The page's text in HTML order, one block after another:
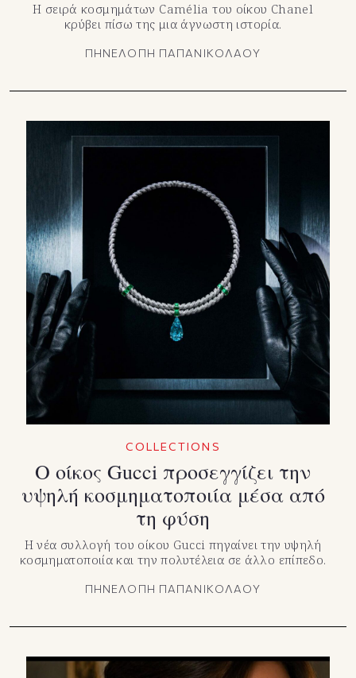
Η σειρά κοσμημάτων Camélia του οίκου Chanel
κρύβει πίσω της μια άγνωστη ιστορία.
ΠΗΝΕΛΟΠΗ ΠΑΠΑΝΙΚΟΛΑΟΥ
COLLECTIONS
Ο οίκος Gucci προσεγγίζει την
υψηλή κοσμηματοποιία μέσα από
τη φύση
Η νέα συλλογή του οίκου Gucci πηγαίνει την υψηλή
κοσμηματοποιία και την πολυτέλεια σε άλλο επίπεδο.
ΠΗΝΕΛΟΠΗ ΠΑΠΑΝΙΚΟΛΑΟΥ